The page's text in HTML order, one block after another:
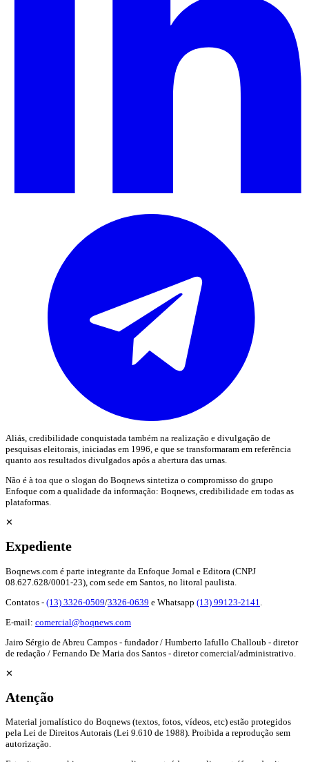
Aliás, credibilidade conquistada também na realização e divulgação de
pesquisas eleitorais, iniciadas em 1996, e que se transformaram em referência
quanto aos resultados divulgados após a abertura das urnas.
Não é à toa que o slogan do Boqnews sintetiza o compromisso do grupo
Enfoque com a qualidade da informação: Boqnews, credibilidade em todas as
plataformas.
✕
Expediente
Boqnews.com é parte integrante da Enfoque Jornal e Editora (CNPJ
08.627.628/0001-23), com sede em Santos, no litoral paulista.
Contatos - (13) 3326-0509/3326-0639 e Whatsapp (13) 99123-2141
E-mail: comercial@boqnews.com
Jairo Sérgio de Abreu Campos - fundador / Humberto Iafullo Challoub - diretor
de redação / Fernando De Maria dos Santos - diretor comercial/administrativo.
✕
Atenção
Material jornalístico do Boqnews (textos, fotos, vídeos, etc) estão protegidos
pela Lei de Direitos Autorais (Lei 9.610 de 1988). Proibida a reprodução sem
autorização.